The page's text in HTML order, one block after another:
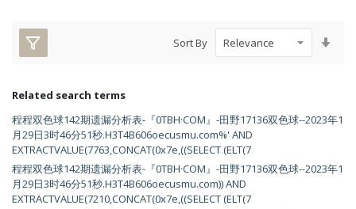
Sort By
Related search terms
程程双色球142期遗漏分析表-『0TBH·COM』-田野17136双色球--2023年1
月29日3时46分51秒.H3T4B606oecusmu.com%' AND
EXTRACTVALUE(7763,CONCAT(0x7e,((SELECT (ELT(7
程程双色球142期遗漏分析表-『0TBH·COM』-田野17136双色球--2023年1
月29日3时46分51秒.H3T4B606oecusmu.com)) AND
EXTRACTVALUE(7210,CONCAT(0x7e,((SELECT (ELT(7